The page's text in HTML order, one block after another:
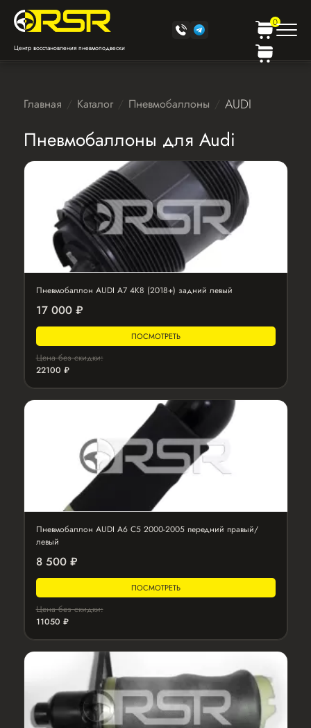
Центр восстановления пневмоподвески
0
Главная Каталог Пневмобаллоны AUDI
Пневмобаллоны для Audi
Пневмобаллон AUDI A7 4K8 (2018+) задний левый
17 000 ₽
ПОСМОТРЕТЬ
Цена без скидки:
22100 ₽
Пневмобаллон AUDI A6 C5 2000-2005 передний правый/
левый
8 500 ₽
ПОСМОТРЕТЬ
Цена без скидки:
11050 ₽